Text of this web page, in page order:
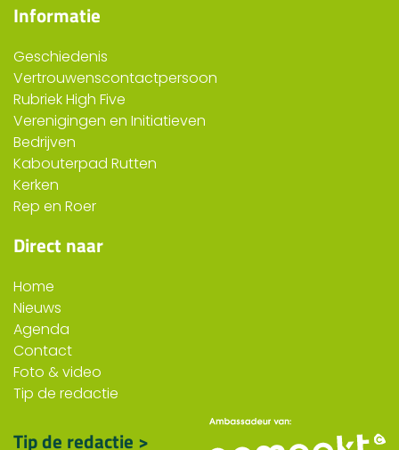
Informatie
Geschiedenis
Vertrouwenscontactpersoon
Rubriek High Five
Verenigingen en Initiatieven
Bedrijven
Kabouterpad Rutten
Kerken
Rep en Roer
Direct naar
Home
Nieuws
Agenda
Contact
Foto & video
Tip de redactie
Tip de redactie >